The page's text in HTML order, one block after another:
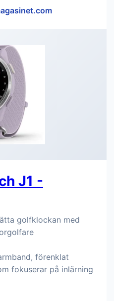
J1 -
golfklockan med
förenklat
fokuserar på inlärning